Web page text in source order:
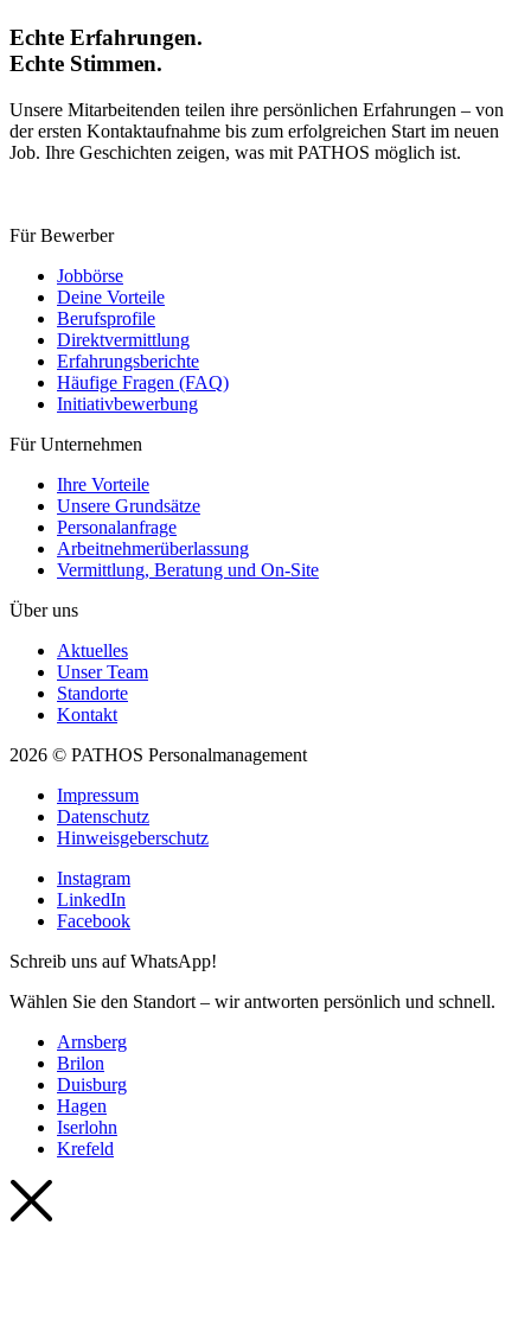
Echte Erfahrungen.
Echte Stimmen.
Unsere Mitarbeitenden teilen ihre persönlichen Erfahrungen – von
der ersten Kontaktaufnahme bis zum erfolgreichen Start im neuen
Job. Ihre Geschichten zeigen, was mit PATHOS möglich ist.
Für Bewerber
Jobbörse
Deine Vorteile
Berufsprofile
Direktvermittlung
Erfahrungsberichte
Häufige Fragen (FAQ)
Initiativ­bewerbung
Für Unternehmen
Ihre Vorteile
Unsere Grundsätze
Personal­anfrage
Arbeitnehmer­überlassung
Vermittlung, Beratung und On-Site
Über uns
Aktuelles
Unser Team
Standorte
Kontakt
2026 © PATHOS Personalmanagement
Impressum
Datenschutz
Hinweisgeberschutz
Instagram
LinkedIn
Facebook
Schreib uns auf WhatsApp!
Wählen Sie den Standort – wir antworten persönlich und schnell.
Arnsberg
Brilon
Duisburg
Hagen
Iserlohn
Krefeld